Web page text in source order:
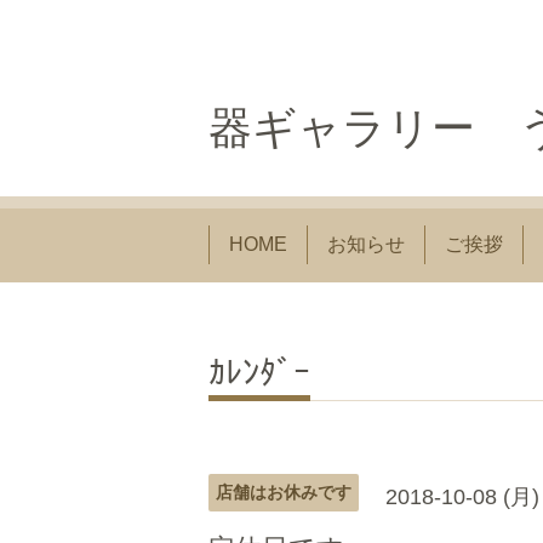
器ギャラリー
HOME お知らせ ご挨拶
ｶﾚﾝﾀﾞｰ
店舗はお休みです 2018-10-08 (月